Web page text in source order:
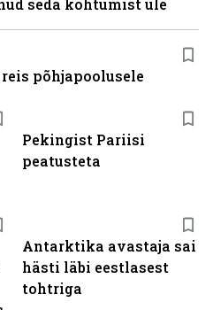
Pekingist Pariisi
peatusteta
Antarktika avastaja sai
hästi läbi eestlasest
tohtriga
seda kohtumist üle
põhjapoolusele